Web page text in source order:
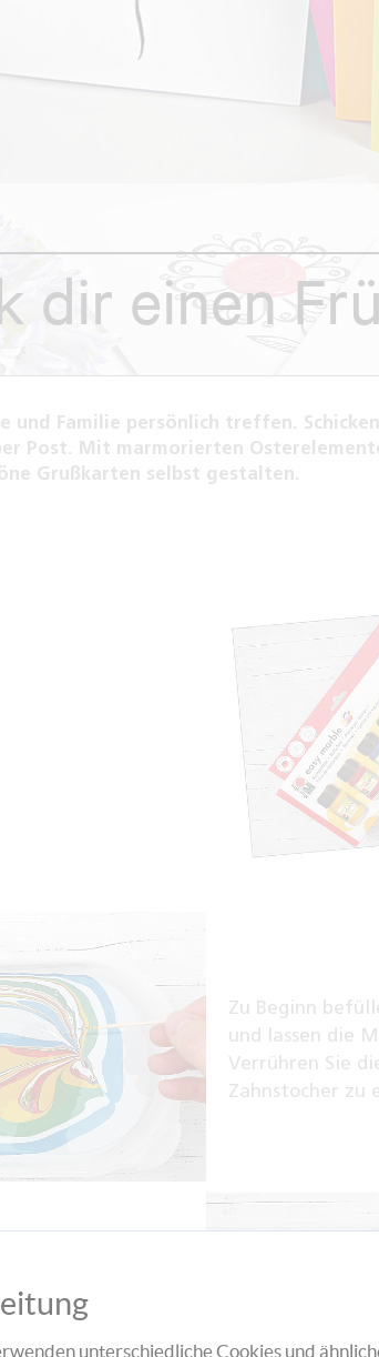
dir einen
und Familie persönlich treffen.
Post. Mit marmorierten
Grußkarten selbst gestalten.
Zu Beginn
und lassen die
Verrühren Sie
Zahnstocher zu
Karton, schneiden
und legen ihn auf
(nichtunterschiedliche Cookies und